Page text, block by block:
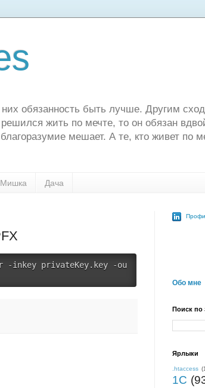
обязанность быть лучше. Другим
жить по мечте, то он обязан
мешает. А те, кто живет по
Мишка Дача
inkey privateKey.key -ou
Обо мне
Поиск по
Ярлыки
.htaccess
1С